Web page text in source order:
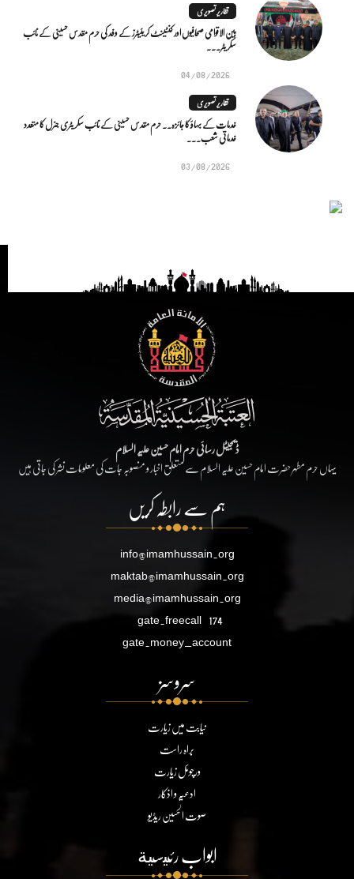
تقاریر تصویری
بین الاقوامی صحافیوں اور کنٹینٹ کریئیٹرز کے وفد کی حرم مقدس حسینی کے نائب
سکریٹر...
04/08/2026
تقاریر تصویری
خدمات کے بہاؤ کا جائزہ.. حرم مقدس حسینی کے نائب سکریٹری جنرل کا متعدد
خدماتی شعب...
03/08/2026
ڈیجیٹل رسائی حرم امام حسین علیہ السلام
یہاں حرم مطہر حضرت امام حسین علیہ السلام سے متعلق اخبار و منصوبہ جات کی معلومات نشر کی جاتی ہیں
ہم سے رابطہ کریں
info@imamhussain.org
maktab@imamhussain.org
media@imamhussain.org
gate.freecall 174
gate.money_account
سروسز
نیابت میں زیارت
براہ راست
ورچوئل زیارت
ادعیہ و اذکار
صوت الحسین ریڈیو
ابواب رئيسية